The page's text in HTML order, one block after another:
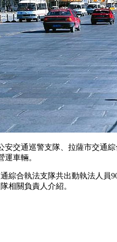
交通巡警支隊、拉薩市交通
車輛。
綜合執法支隊共出動執法人
相關負責人介紹。